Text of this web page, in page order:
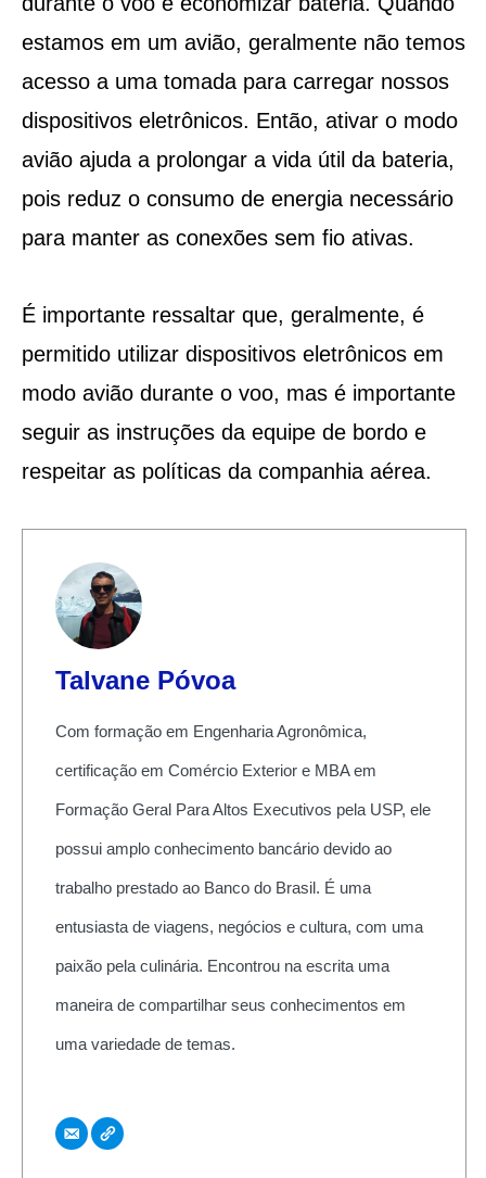
estamos em um avião, geralmente não temos
acesso a uma tomada para carregar nossos
dispositivos eletrônicos. Então, ativar o modo
avião ajuda a prolongar a vida útil da bateria,
pois reduz o consumo de energia necessário
para manter as conexões sem fio ativas.
É importante ressaltar que, geralmente, é
permitido utilizar dispositivos eletrônicos em
modo avião durante o voo, mas é importante
seguir as instruções da equipe de bordo e
respeitar as políticas da companhia aérea.
Talvane Póvoa
Com formação em Engenharia Agronômica,
certificação em Comércio Exterior e MBA em
Formação Geral Para Altos Executivos pela USP, ele
possui amplo conhecimento bancário devido ao
trabalho prestado ao Banco do Brasil. É uma
entusiasta de viagens, negócios e cultura, com uma
paixão pela culinária. Encontrou na escrita uma
maneira de compartilhar seus conhecimentos em
uma variedade de temas.